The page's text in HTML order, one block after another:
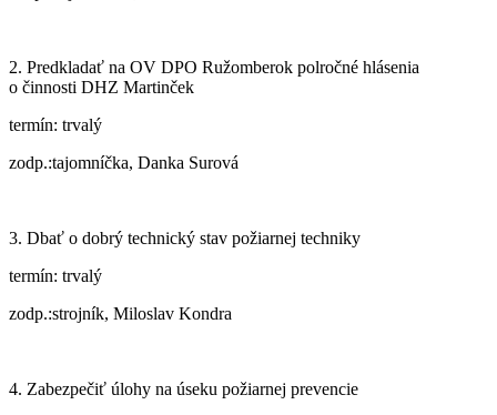
2. Predkladať na OV DPO Ružomberok polročné hlásenia
o činnosti DHZ Martinček
termín: trvalý
zodp.:tajomníčka, Danka Surová
3. Dbať o dobrý technický stav požiarnej techniky
termín: trvalý
zodp.:strojník, Miloslav Kondra
4. Zabezpečiť úlohy na úseku požiarnej prevencie